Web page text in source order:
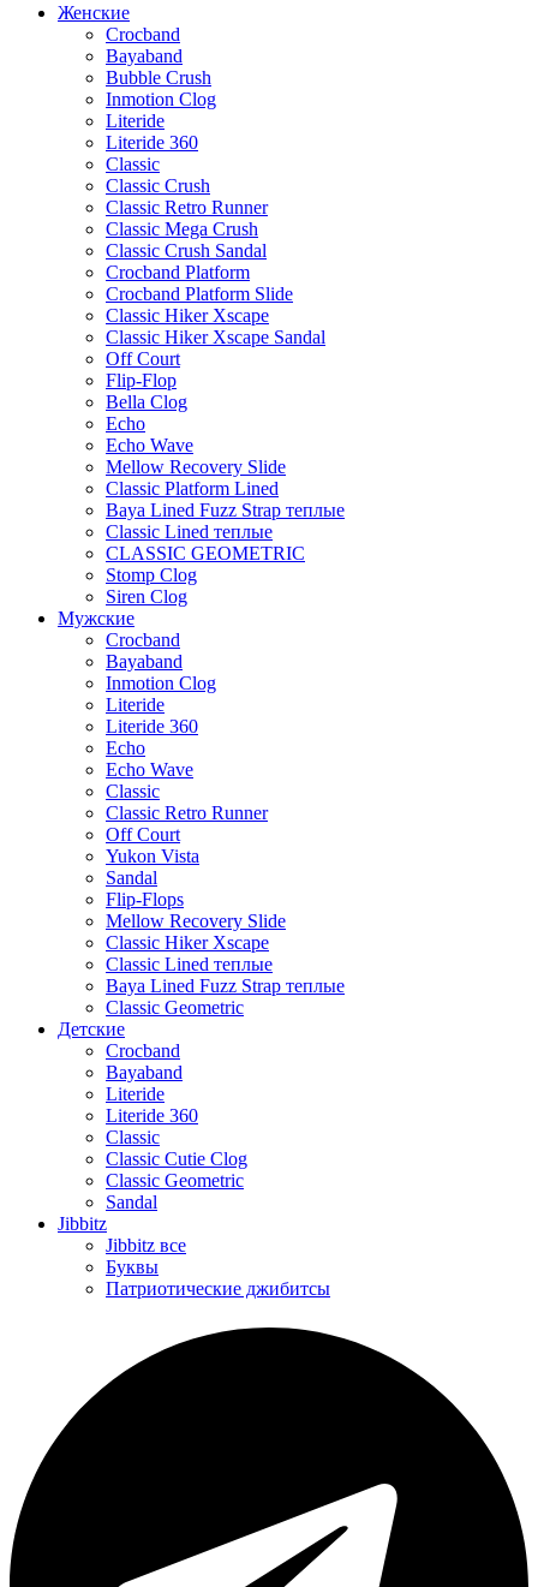
Женские
Crocband
Bayaband
Bubble Crush
Inmotion Clog
Literide
Literide 360
Classic
Classic Crush
Classic Retro Runner
Classic Mega Crush
Classic Crush Sandal
Crocband Platform
Crocband Platform Slide
Classic Hiker Xscape
Classic Hiker Xscape Sandal
Off Court
Flip-Flop
Bella Clog
Echo
Echo Wave
Mellow Recovery Slide
Classic Platform Lined
Baya Lined Fuzz Strap теплые
Classic Lined теплые
CLASSIC GEOMETRIC
Stomp Clog
Siren Clog
Мужские
Crocband
Bayaband
Inmotion Clog
Literide
Literide 360
Echo
Echo Wave
Classic
Classic Retro Runner
Off Court
Yukon Vista
Sandal
Flip-Flops
Mellow Recovery Slide
Classic Hiker Xscape
Classic Lined теплые
Baya Lined Fuzz Strap теплые
Classic Geometric
Детские
Crocband
Bayaband
Literide
Literide 360
Classic
Classic Cutie Clog
Classic Geometric
Sandal
Jibbitz
Jibbitz все
Буквы
Патриотические джибитсы